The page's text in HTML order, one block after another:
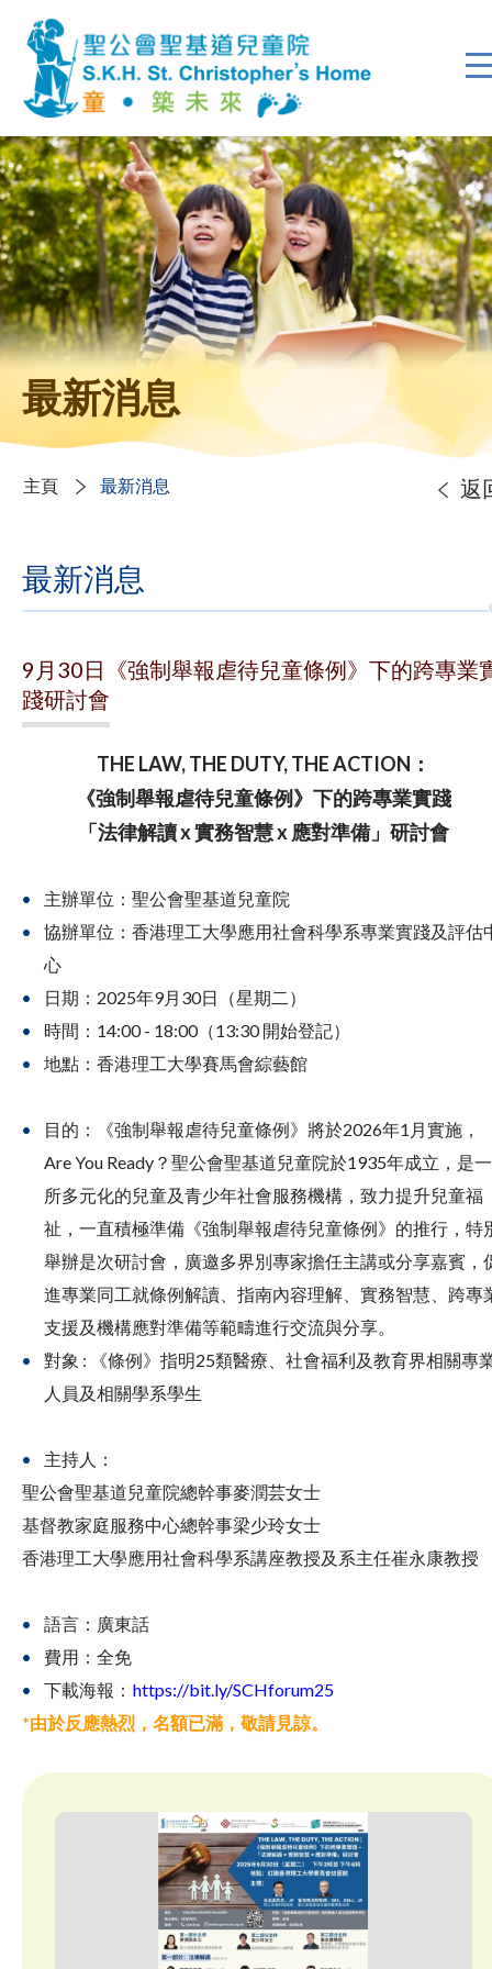
最新消息
主頁 最新消息 返
最新消息
9月30日《強制舉報虐待兒童條例》下的跨專業
踐研討會
THE LAW, THE DUTY, THE ACTION：
《強制舉報虐待兒童條例》下的跨專業實踐
「法律解讀 x 實務智慧 x 應對準備」研討會
主辦單位：聖公會聖基道兒童院
協辦單位：香港理工大學應用社會科學系專業實踐及評估
心
日期：2025年9月30日（星期二）
時間：14:00 - 18:00（13:30 開始登記）
地點：香港理工大學賽馬會綜藝館
目的：《強制舉報虐待兒童條例》將於2026年1月實施，
Are You Ready？聖公會聖基道兒童院於1935年成立，是一
所多元化的兒童及青少年社會服務機構，致力提升兒童福
祉，一直積極準備《強制舉報虐待兒童條例》的推行，特
舉辦是次研討會，廣邀多界別專家擔任主講或分享嘉賓，
進專業同工就條例解讀、指南內容理解、實務智慧、跨專
支援及機構應對準備等範疇進行交流與分享。
對象 : 《條例》指明25類醫療、社會福利及教育界相關專
人員及相關學系學生
主持人：
聖公會聖基道兒童院總幹事麥潤芸女士
基督教家庭服務中心總幹事梁少玲女士
香港理工大學應用社會科學系講座教授及系主任崔永康教授
語言：廣東話
費用：全免
下載海報： https://bit.ly/SCHforum25
*由於反應熱烈，名額已滿，敬請見諒。